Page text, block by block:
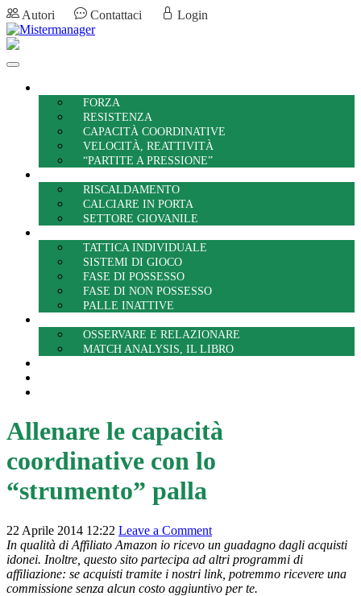
Autori Contattaci Login
FORZA
RESISTENZA
CAPACITÀ COORDINATIVE
VELOCITÀ, REATTIVITÀ
“PARTITE A PRESSIONE”
RISCALDAMENTO
CALCIARE IN PORTA
SETTORE GIOVANILE
TATTICA INDIVIDUALE
SISTEMI DI GIOCO
FASE DI POSSESSO
FASE DI NON POSSESSO
PALLE INATTIVE
OSSERVARE E RELAZIONARE
MATCH ANALYSIS, IL LIBRO
Allenare le capacità
coordinative con lo
“strumento” palla
22 Aprile 2014 12:22 Leave a Comment
In qualità di Affiliato Amazon io ricevo un guadagno dagli acquisti
idonei. Inoltre, questo sito partecipa ad altri programmi di
affiliazione: se acquisti tramite i nostri link, potremmo ricevere una
commissione senza alcun costo aggiuntivo per te.